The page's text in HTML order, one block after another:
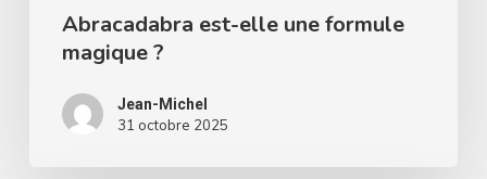
Abracadabra est-elle une formule
magique ?
Jean-Michel
31 octobre 2025